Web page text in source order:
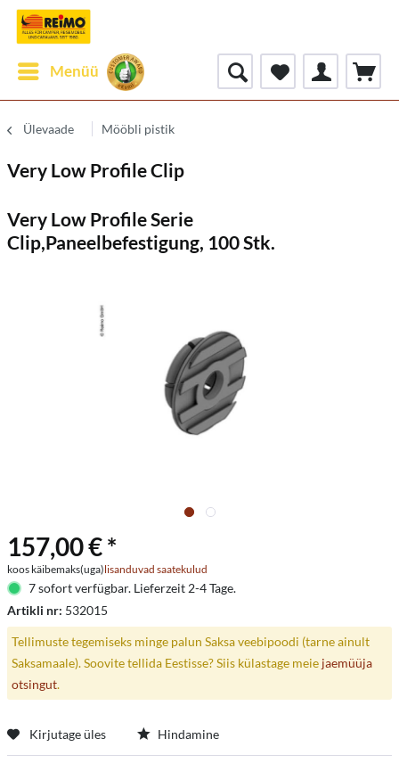
Menüü
Ülevaade Mööbli pistik
Very Low Profile Clip
Very Low Profile Serie
Clip,Paneelbefestigung, 100 Stk.
157,00 € *
koos käibemaks(uga)lisanduvad saatekulud
7 sofort verfügbar. Lieferzeit 2-4 Tage.
Artikli nr: 532015
Tellimuste tegemiseks minge palun Saksa veebipoodi (tarne ainult
Saksamaale). Soovite tellida Eestisse? Siis külastage meie jaemüüja
otsingut.
Kirjutage üles Hindamine